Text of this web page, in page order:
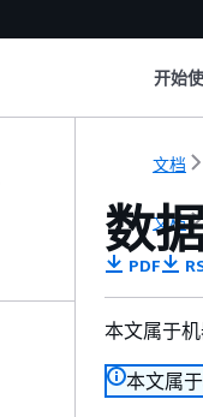
开始
文档
文档
数
PDF
本文属于
本文属